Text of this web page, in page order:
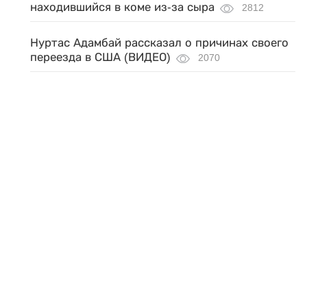
находившийся в коме из-за сыра
2812
Нуртас Адамбай рассказал о причинах своего
переезда в США (ВИДЕО)
2070